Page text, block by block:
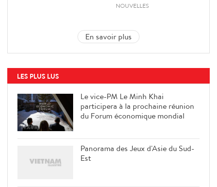
NOUVELLES
En savoir plus
LES PLUS LUS
Le vice-PM Le Minh Khai
participera à la prochaine réunion
du Forum économique mondial
Panorama des Jeux d'Asie du Sud-
Est